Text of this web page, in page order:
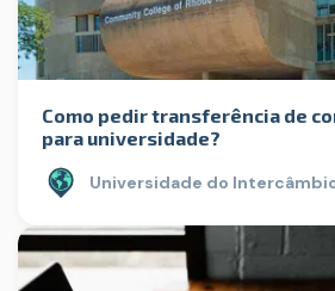
Como pedir transferência de
para universidade?
Universidade do